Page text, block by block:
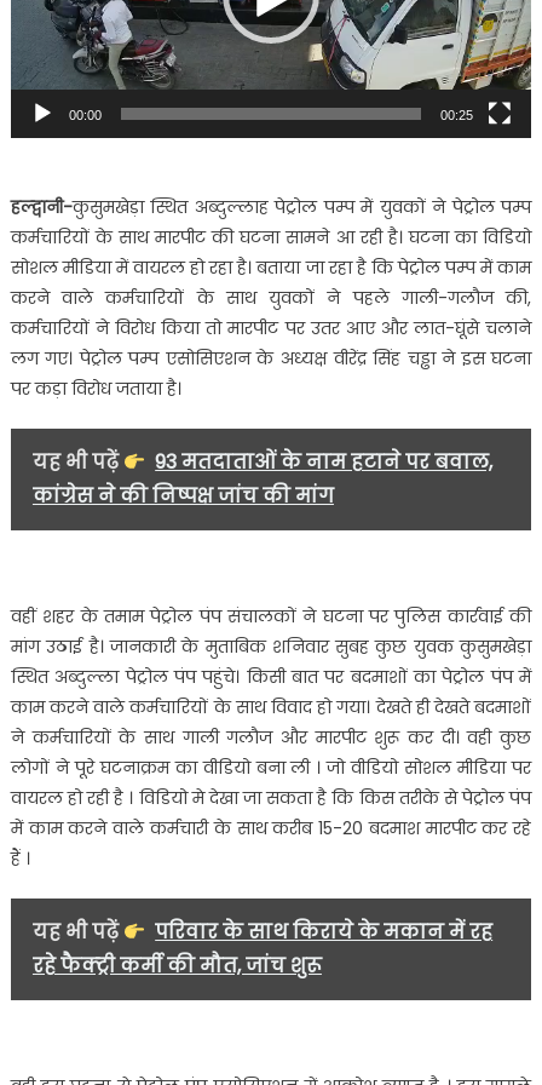
00:00 00:25
हल्द्वानी-कुसुमखेड़ा स्थित अब्दुल्लाह पेट्रोल पम्प में युवकों ने पेट्रोल पम्प
कर्मचारियों के साथ मारपीट की घटना सामने आ रही है। घटना का विडियो
सोशल मीडिया में वायरल हो रहा है। बताया जा रहा है कि पेट्रोल पम्प में काम
करने वाले कर्मचारियों के साथ युवकों ने पहले गाली-गलौज की,
कर्मचारियों ने विरोध किया तो मारपीट पर उतर आए और लात-घूंसे चलाने
लग गए। पेट्रोल पम्प एसोसिएशन के अध्यक्ष वीरेंद्र सिंह चड्ढा ने इस घटना
पर कड़ा विरोध जताया है।
यह भी पढ़ें
93 मतदाताओं के नाम हटाने पर बवाल,
कांग्रेस ने की निष्पक्ष जांच की मांग
वहीं शहर के तमाम पेट्रोल पंप संचालकों ने घटना पर पुलिस कार्रवाई की
मांग उठाई है। जानकारी के मुताबिक शनिवार सुबह कुछ युवक कुसुमखेड़ा
स्थित अब्दुल्ला पेट्रोल पंप पहुंचे। किसी बात पर बदमाशों का पेट्रोल पंप में
काम करने वाले कर्मचारियों के साथ विवाद हो गया। देखते ही देखते बदमाशों
ने कर्मचारियों के साथ गाली गलौज और मारपीट शुरू कर दी। वही कुछ
लोगों ने पूरे घटनाक्रम का वीडियो बना ली । जो वीडियो सोशल मीडिया पर
वायरल हो रही है । विडियो मे देखा जा सकता है कि किस तरीके से पेट्रोल पंप
में काम करने वाले कर्मचारी के साथ करीब 15-20 बदमाश मारपीट कर रहे
हैं ।
यह भी पढ़ें
परिवार के साथ किराये के मकान में रह
रहे फैक्ट्री कर्मी की मौत, जांच शुरू